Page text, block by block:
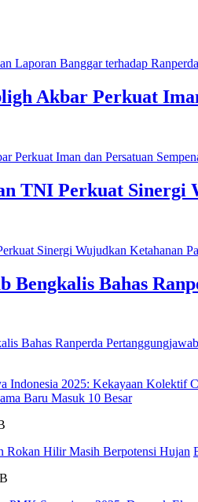
Akbar Perkuat
TNI Perkuat Sinergi
Bengkalis Bahas
Baru Masuk 10 Besar